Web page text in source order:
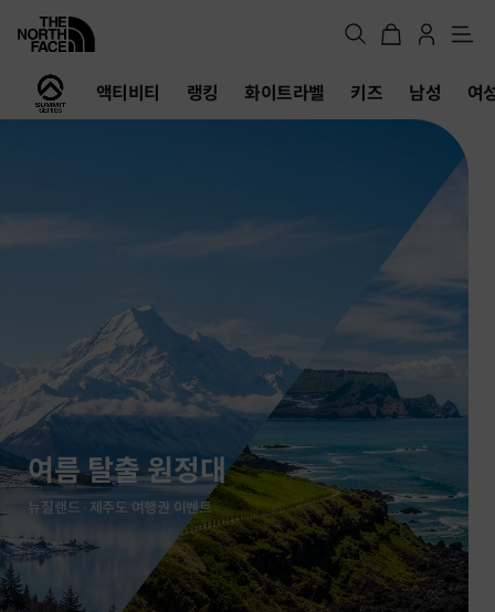
메
스
스
토
어
액티비티 랭킹 화이트라벨 키즈 남성 여
여름 탈출 원정대
뉴질랜드 · 제주도 여행권 이벤트